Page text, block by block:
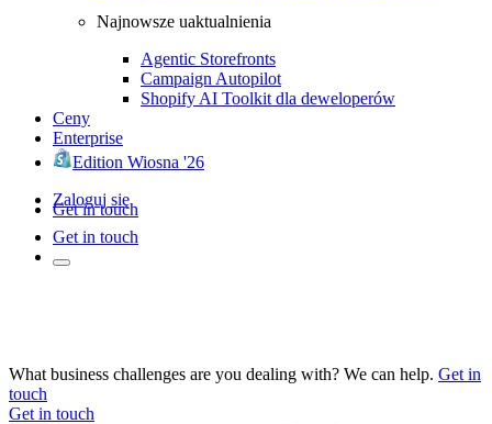
Najnowsze uaktualnienia
Agentic Storefronts
Campaign Autopilot
Shopify AI Toolkit dla deweloperów
Ceny
Enterprise
Edition Wiosna '26
Zaloguj się
Get in touch
Get in touch
What business challenges are you dealing with? We can help. Get in
touch
Get in touch